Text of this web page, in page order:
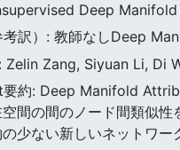
Deep
訳）: 教師なしDeep
Zelin Zang, Siyuan Li, Di
約: Deep Manifold
間の間のノード間類似
少ない新しいネットワー